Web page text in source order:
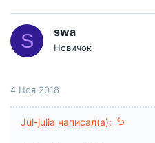
S swa
Новичок
4 Ноя 2018
Jul-julia написал(а):